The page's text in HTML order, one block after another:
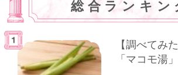
総合ランキン
【調べてみ
「マコモ湯